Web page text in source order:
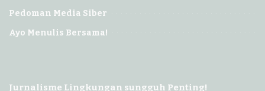
Pedoman Media Siber
Ayo Menulis Bersama!
Jurnalisme Lingkungan sungguh Penting!